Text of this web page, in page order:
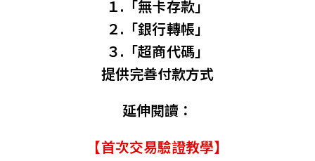
１.「無卡存款」
２.「銀行轉帳」
３.「超商代碼」
提供完善付款方式
延伸閱讀：
【首次交易驗證教學】